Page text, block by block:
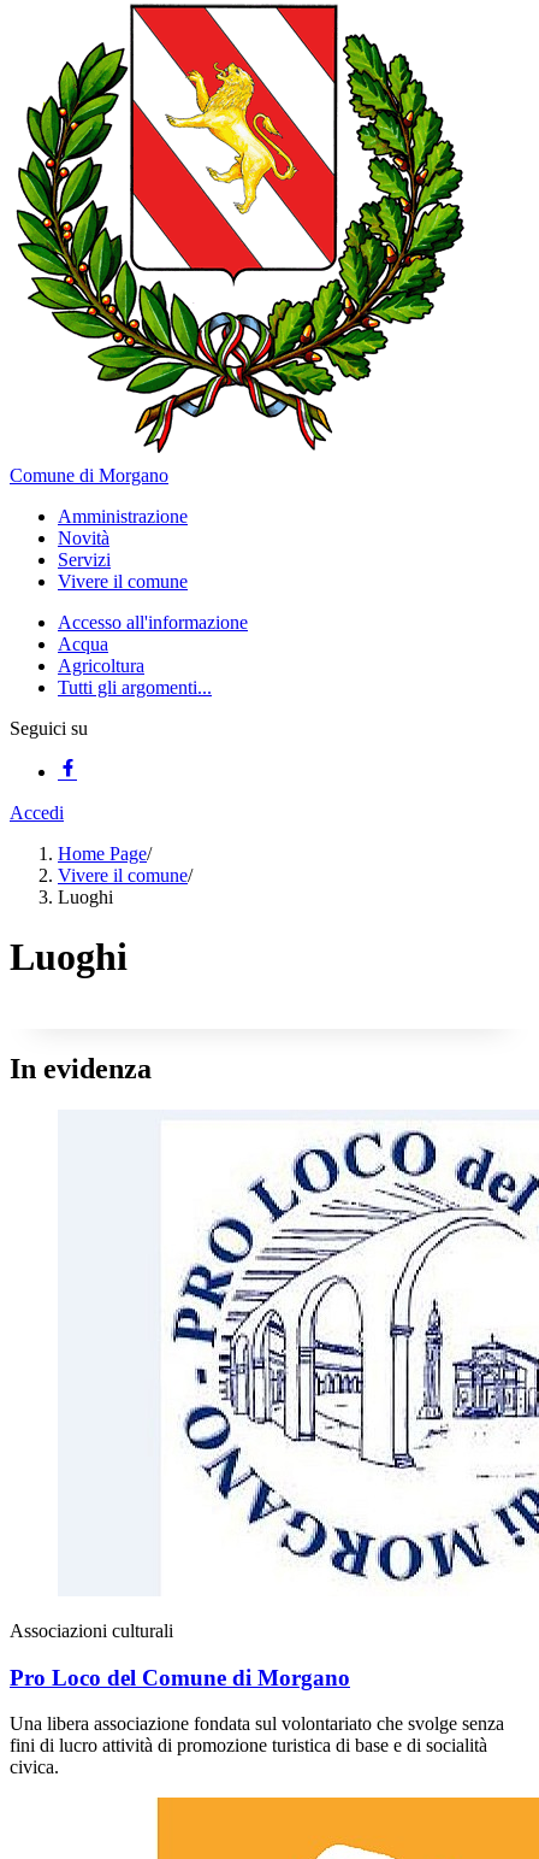
Comune di Morgano
Amministrazione
Novità
Servizi
Vivere il comune
Accesso all'informazione
Acqua
Agricoltura
Tutti gli argomenti...
Seguici su
Accedi
Home Page/
Vivere il comune/
Luoghi
Luoghi
In evidenza
Associazioni culturali
Pro Loco del Comune di Morgano
Una libera associazione fondata sul volontariato che svolge senza
fini di lucro attività di promozione turistica di base e di socialità
civica.